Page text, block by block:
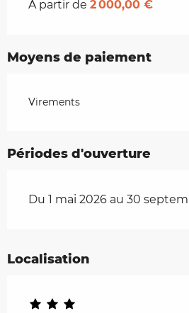
À partir de 2 000,00 €
Moyens de paiement
Virements
Périodes d'ouverture
Du 1 mai 2026 au 30
Localisation